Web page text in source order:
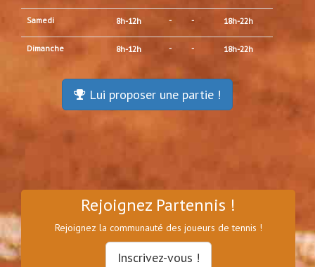
Samedi 8h-12h - - 18h-22h
Dimanche 8h-12h - - 18h-22h
Lui proposer une partie !
Rejoignez Partennis !
Rejoignez la communauté des joueurs de tennis !
Inscrivez-vous !